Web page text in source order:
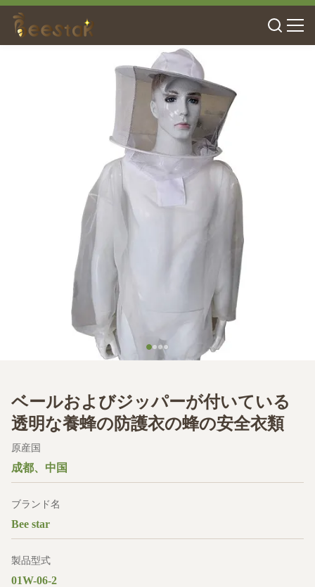
ベールおよびジッパーが付いている
透明な養蜂の防護衣の蜂の安全衣類
原産国
成都、中国
ブランド名
Bee star
製品型式
01W-06-2